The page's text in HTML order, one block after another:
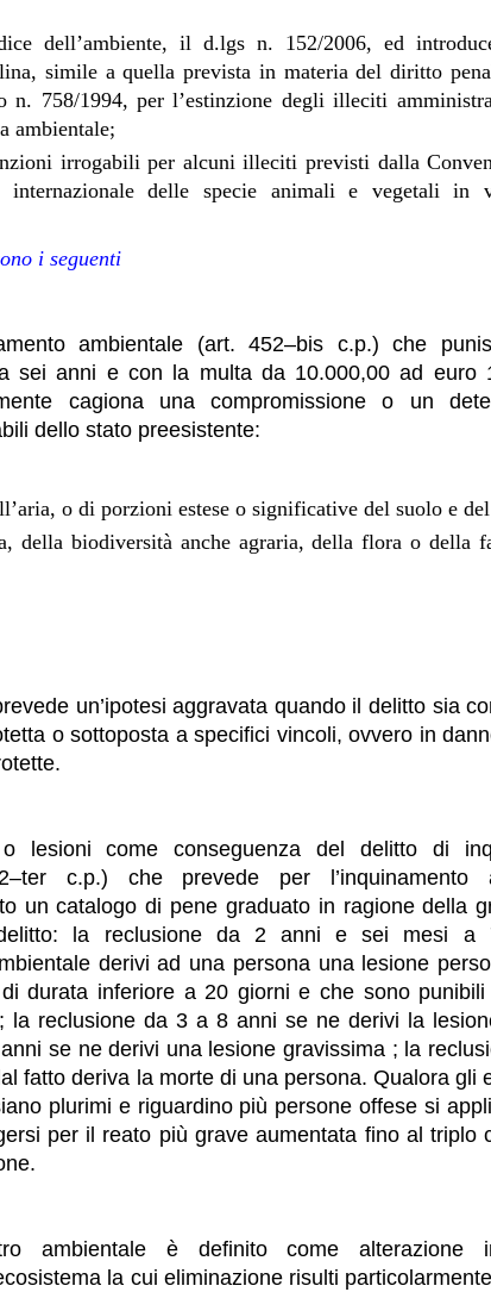
dell’ambiente, il d.lgs n. 152/2006, ed
simile a quella prevista in materia del diritto
n. 758/1994, per l’estinzione degli illeciti
ambientale;
irrogabili per alcuni illeciti previsti dalla
internazionale delle specie animali e vegetali in
i seguenti
ambientale (art. 452–bis c.p.) che
sei anni e con la multa da 10.000,00 ad euro
cagiona una compromissione o un
dello stato preesistente:
o di porzioni estese o significative del suolo e
della biodiversità anche agraria, della flora o della
un’ipotesi aggravata quando il delitto sia
o sottoposta a specifici vincoli, ovvero in
lesioni come conseguenza del delitto di
c.p.) che prevede per l’inquinamento
un catalogo di pene graduato in ragione della
delitto: la reclusione da 2 anni e sei mesi a
derivi ad una persona una lesione
durata inferiore a 20 giorni e che sono
la reclusione da 3 a 8 anni se ne derivi la
se ne derivi una lesione gravissima ; la
fatto deriva la morte di una persona. Qualora gli
plurimi e riguardino più persone offese si
per il reato più grave aumentata fino al triplo
ambientale è definito come alterazione
la cui eliminazione risulti